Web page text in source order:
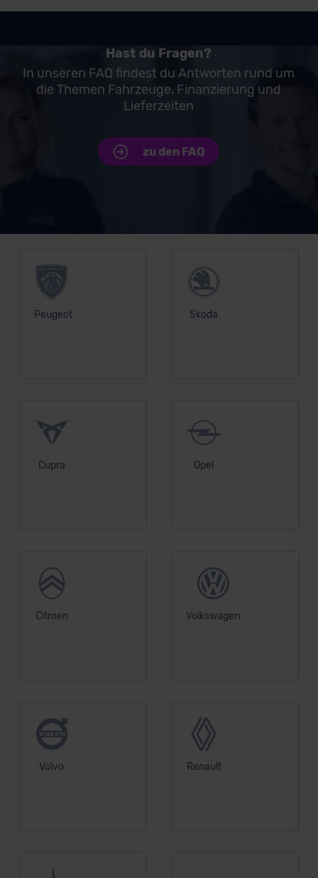
Hast du Fragen?
In unseren FAQ findest du Antworten rund um
die Themen Fahrzeuge, Finanzierung und
Lieferzeiten
zu den FAQ
Peugeot Skoda
Cupra Opel
Citroen Volkswagen
Volvo Renault